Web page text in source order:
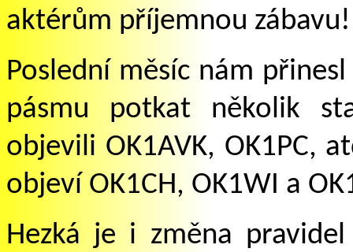
aktérům příjemnou zábavu!
Poslední měsíc nám
pásmu potkat několik
objevili OK1AVK, OK1PC,
objeví OK1CH, OK1WI a
Hezká je i změna